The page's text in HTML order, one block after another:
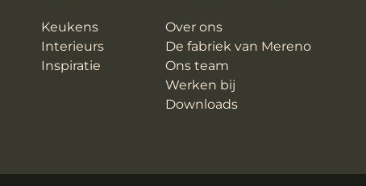
Keukens
Interieurs
Inspiratie
Over ons
De fabriek van Mereno
Ons team
Werken bij
Downloads